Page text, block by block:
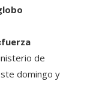
de
domingo y